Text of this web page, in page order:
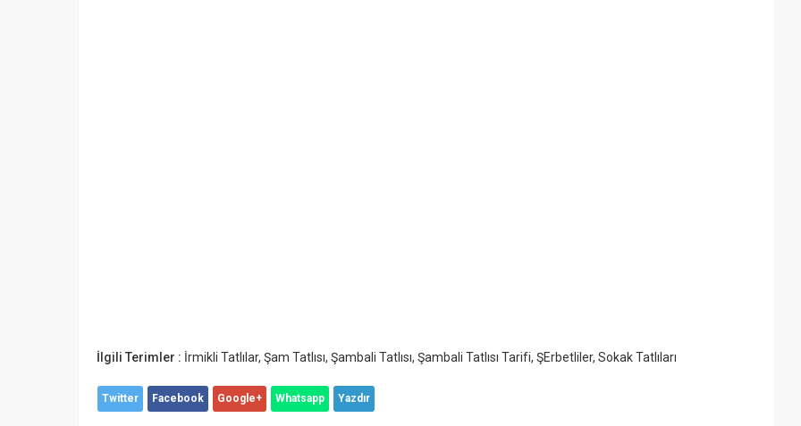
İlgili Terimler : İrmikli Tatlılar, Şam Tatlısı, Şambali Tatlısı, Şambali Tatlısı Tarifi, ŞErbetliler, Sokak Tatlıları
Twitter Facebook Google+ Whatsapp Yazdır